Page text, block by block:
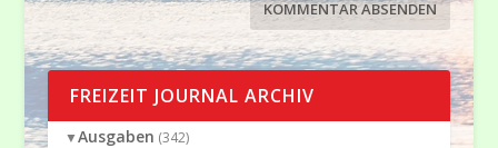
FREIZEIT JOURNAL ARCHIV
▼Ausgaben (342)